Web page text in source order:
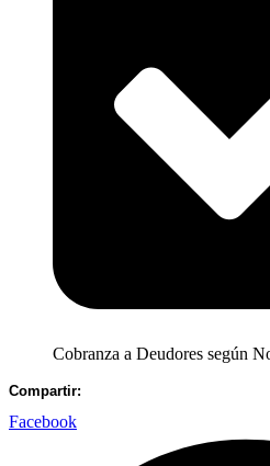
Cobranza a Deudores según
Compartir:
Facebook